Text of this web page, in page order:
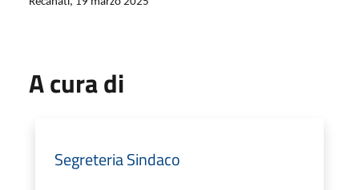
A cura di
Segreteria Sindaco